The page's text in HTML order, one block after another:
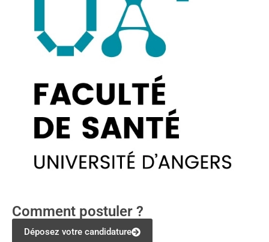
Comment postuler ?
Déposez votre candidature